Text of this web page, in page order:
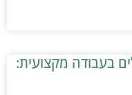
בעבודה מקצועית: